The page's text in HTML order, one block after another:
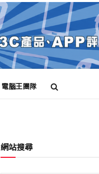
電腦王團隊
網站搜尋